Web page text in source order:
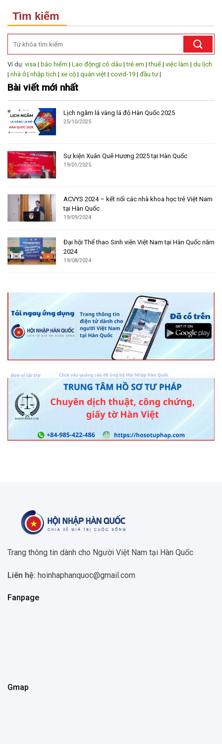
Tìm kiếm
Ví dụ: visa | bảo hiểm | Lao động| cô dâu |trẻ em |thuế| việc làm | du lịch
| nhà ở| nhập tịch | xe cộ | quán việt | covid-19 | đầu tư |
Bài viết mới nhất
Lịch ngắm lá vàng lá đỏ Hàn Quốc 2025
25/10/2025
Sự kiện Xuân Quê Hương 2025 tại Hàn Quốc
19/01/2025
ACVYS 2024 – kết nối các nhà khoa học trẻ Việt Nam
tại Hàn Quốc
19/09/2024
Đại hội Thể thao Sinh viên Việt Nam tại Hàn Quốc năm
2024
19/08/2024
Trang thông tin dành cho Người Việt Nam tại Hàn Quốc
Liên hệ: hoinhaphanquoc@gmail.com
Fanpage
Gmap